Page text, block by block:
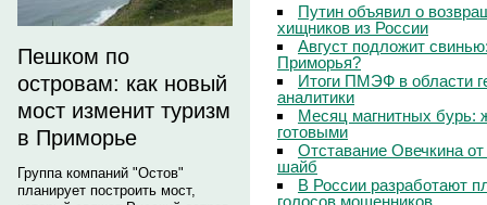
Пешком по
островам: как новый
мост изменит туризм
в Приморье
Группа компаний "Остов"
планирует построить мост,
Путин объявил о
хищников из России
Август подложит
Приморья?
Итоги ПМЭФ в области
аналитики
Месяц магнитных бурь:
готовыми
Отставание Овечкина
шайб
В России разработают
голосов мошенников